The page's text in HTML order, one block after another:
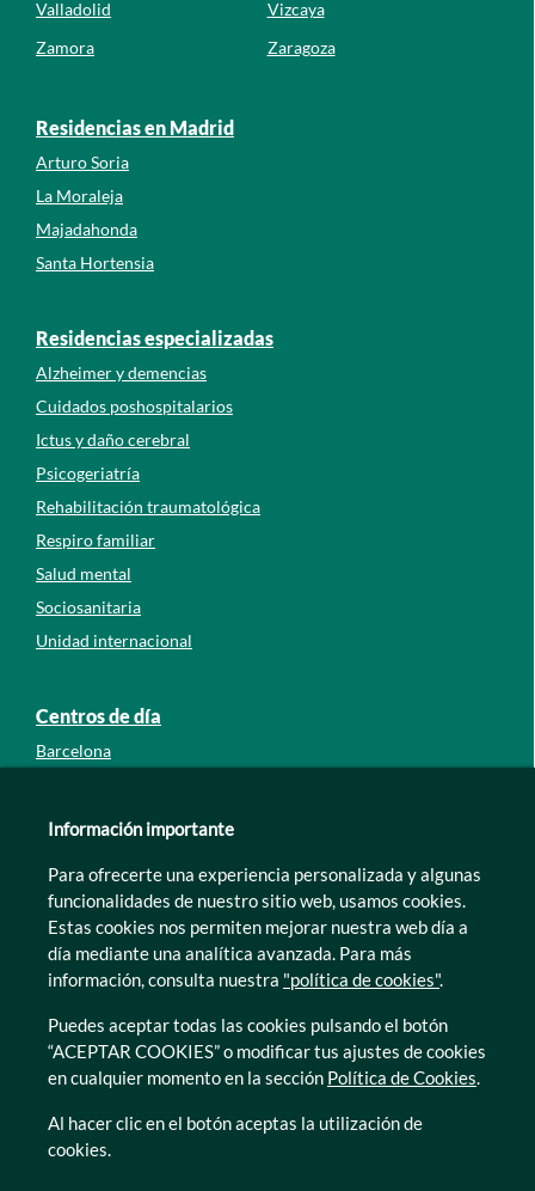
Valladolid
Vizcaya
Zamora
Zaragoza
Residencias en Madrid
Arturo Soria
La Moraleja
Majadahonda
Santa Hortensia
Residencias especializadas
Alzheimer y demencias
Cuidados poshospitalarios
Ictus y daño cerebral
Psicogeriatría
Rehabilitación traumatológica
Respiro familiar
Salud mental
Sociosanitaria
Unidad internacional
Centros de día
Barcelona
León
Murcia
Tarragona
Zamora
© Caser Residencial 2026
Información importante
Para ofrecerte una experiencia personalizada y algunas
funcionalidades de nuestro sitio web, usamos cookies.
Estas cookies nos permiten mejorar nuestra web día a
día mediante una analítica avanzada. Para más
información, consulta nuestra "política de cookies".
Puedes aceptar todas las cookies pulsando el botón
“ACEPTAR COOKIES” o modificar tus ajustes de cookies
en cualquier momento en la sección Política de Cookies.
Al hacer clic en el botón aceptas la utilización de
cookies.